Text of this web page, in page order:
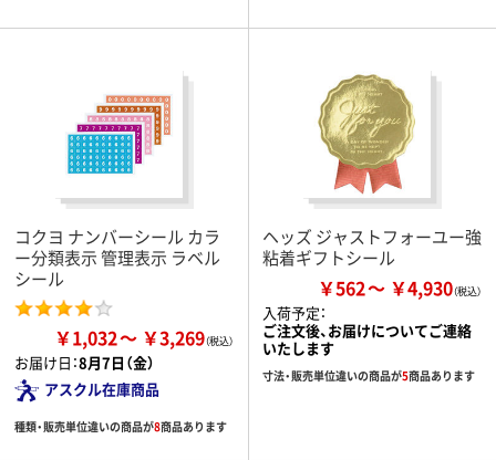
コクヨ ナンバーシール カラ
ー分類表示 管理表示 ラベル
シール
￥1,032 ￥3,269
お届け日：8月7日（金）
アスクル在庫商品
種類・販売単位違いの商品が8商品あります
ヘッズ ジャストフォーユー強
粘着ギフトシール
￥562 ￥4,930
入荷予定：
ご注文後、お届けについてご連絡
いたします
寸法・販売単位違いの商品が5商品あります